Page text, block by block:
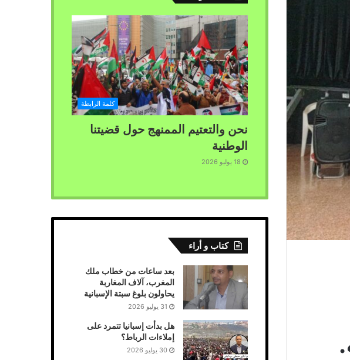
كلمة الرابطة
نحن والتعتيم الممنهج حول قضيتنا
الوطنية
18 يوليو 2026
كتاب و أراء
بعد ساعات من خطاب ملك
المغرب، آلاف المغاربة
يحاولون بلوغ سبتة الإسبانية
31 يوليو 2026
هل بدأت إسبانيا تتمرد على
إملاءات الرباط؟
30 يوليو 2026